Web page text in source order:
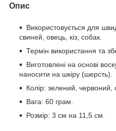
Опис
Використовується для
свиней, овець, кіз, собак.
Термін використання та
Виготовлені на основі
наносити на шкіру (шерсть).
Колір: зелений, червоний,
Вага: 60 грам.
Розмір: 3 см на 11,5 см.